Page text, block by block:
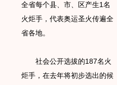
全省每个县、市、区产生1名
火炬手，代表奥运圣火传遍全
省各地。
社会公开选拔的187名火
炬手，在去年将初步选出的候